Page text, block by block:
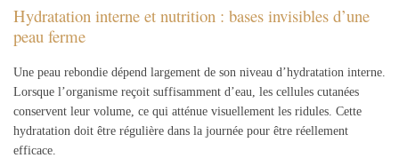
Hydratation interne et nutrition : bases invisibles d’une
peau ferme
Une peau rebondie dépend largement de son niveau d’hydratation interne.
Lorsque l’organisme reçoit suffisamment d’eau, les cellules cutanées
conservent leur volume, ce qui atténue visuellement les ridules. Cette
hydratation doit être régulière dans la journée pour être réellement
efficace.